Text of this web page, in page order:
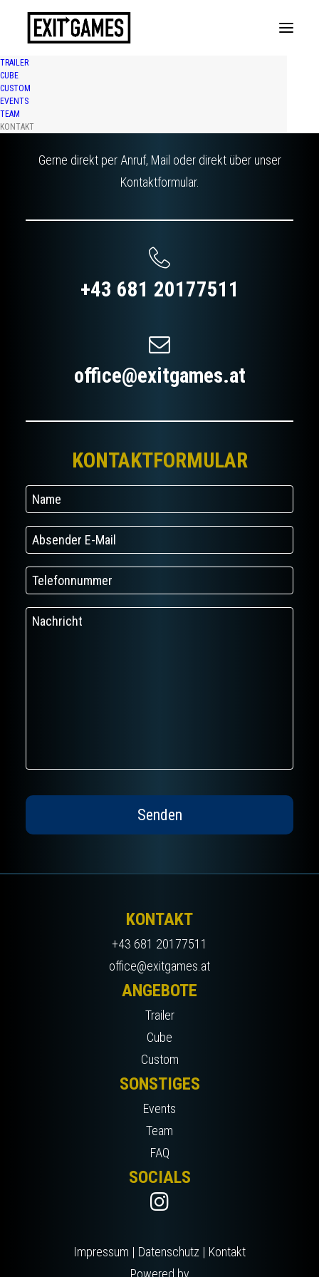
TRAILER
CUBE
CUSTOM
EVENTS
TEAM
KONTAKT
Gerne direkt per Anruf, Mail oder direkt über unser
Kontaktformular.
+43 681 20177511
office@exitgames.at
KONTAKTFORMULAR
KONTAKT
+43 681 20177511
office@exitgames.at
ANGEBOTE
Trailer
Cube
Custom
SONSTIGES
Events
Team
FAQ
SOCIALS
Impressum | Datenschutz | Kontakt
Powered by